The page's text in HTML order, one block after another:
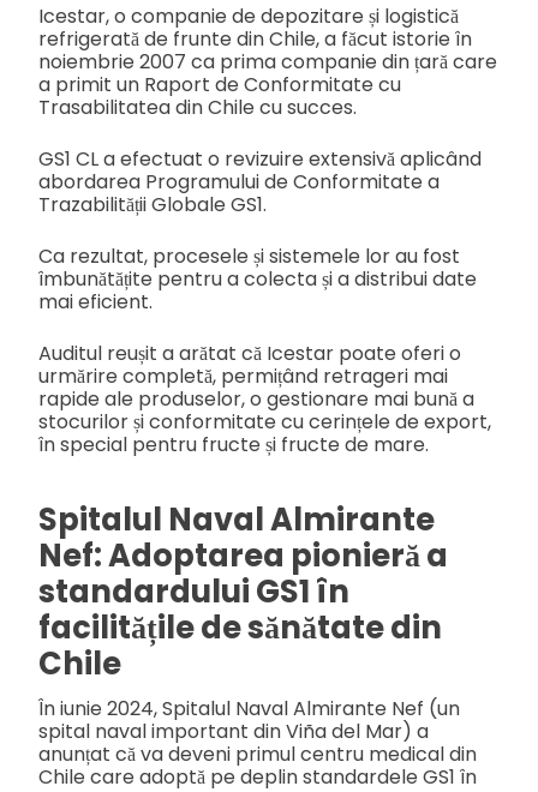
Icestar, o companie de depozitare și logistică
refrigerată de frunte din Chile, a făcut istorie în
noiembrie 2007 ca prima companie din țară care
a primit un Raport de Conformitate cu
Trasabilitatea din Chile cu succes.
GS1 CL a efectuat o revizuire extensivă aplicând
abordarea Programului de Conformitate a
Trazabilității Globale GS1.
Ca rezultat, procesele și sistemele lor au fost
îmbunătățite pentru a colecta și a distribui date
mai eficient.
Auditul reușit a arătat că Icestar poate oferi o
urmărire completă, permițând retrageri mai
rapide ale produselor, o gestionare mai bună a
stocurilor și conformitate cu cerințele de export,
în special pentru fructe și fructe de mare.
Spitalul Naval Almirante
Nef: Adoptarea pionieră a
standardului GS1 în
facilitățile de sănătate din
Chile
În iunie 2024, Spitalul Naval Almirante Nef (un
spital naval important din Viña del Mar) a
anunțat că va deveni primul centru medical din
Chile care adoptă pe deplin standardele GS1 în